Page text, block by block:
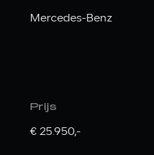
Mercedes-Benz
Prijs
€ 25.950,-